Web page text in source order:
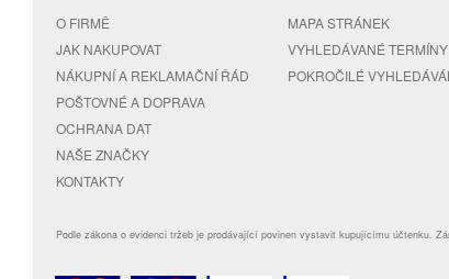
O FIRMĚ
JAK NAKUPOVAT
NÁKUPNÍ A REKLAMAČNÍ ŘÁD
POŠTOVNÉ A DOPRAVA
OCHRANA DAT
NAŠE ZNAČKY
KONTAKTY
MAPA STRÁNEK
VYHLEDÁVANÉ TERMÍNY
POKROČILÉ
Podle zákona o evidenci tržeb je prodávající povinen vystavit kupujícímu účtenku.